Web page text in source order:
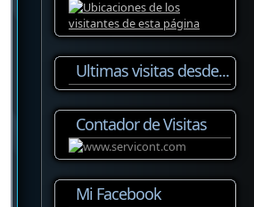
Ultimas visitas desde...
Contador de Visitas
Mi Facebook